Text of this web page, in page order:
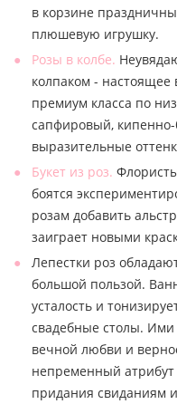
в корзине
плюшевую игрушку.
Розы в колбе.
колпаком - настоящее
премиум класса по
сапфировый,
выразительные
Букет из роз.
боятся
розам добавить
заиграет новыми
Лепестки роз
большой пользой.
усталость и
свадебные столы.
вечной любви и
непременный
придания свиданиям